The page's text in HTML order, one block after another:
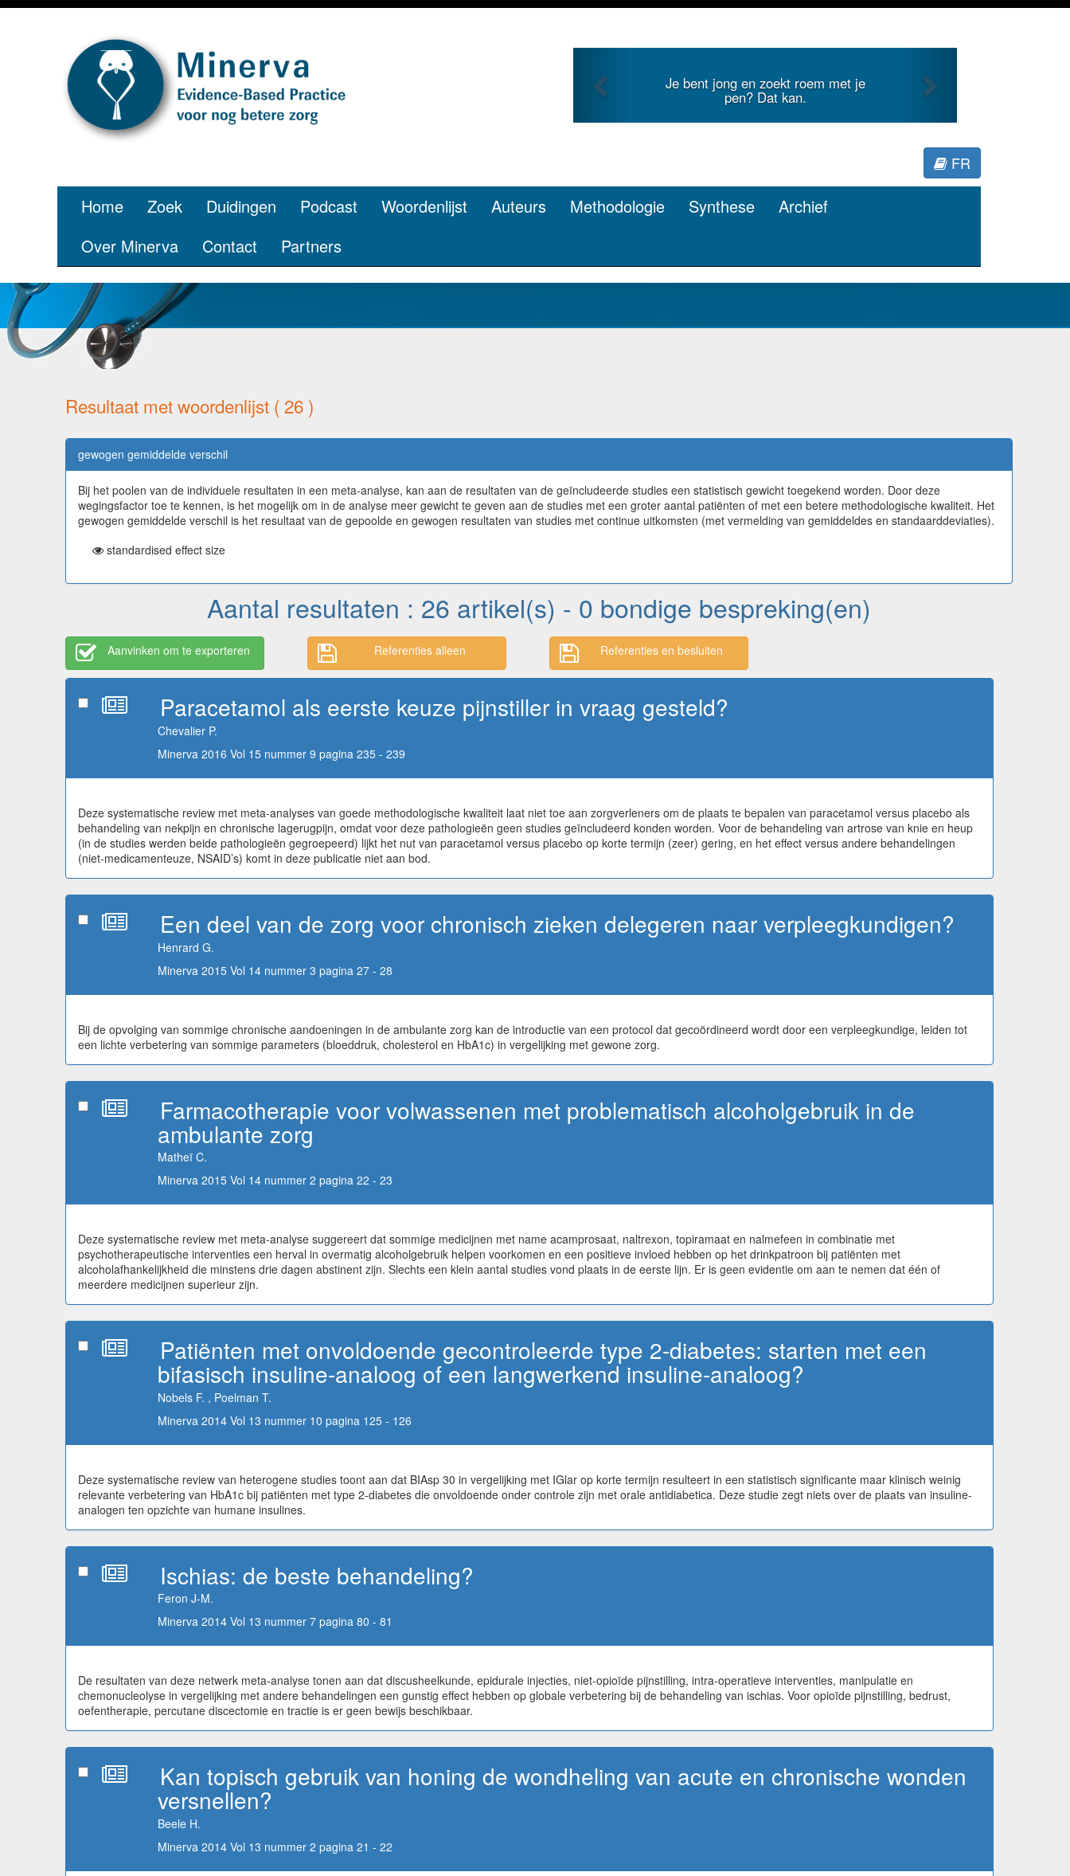
Je bent jong en zoekt roem met je
pen? Dat kan.
Je duidt internationale literatuur voor
Minerva.
FR
Home Zoek Duidingen Podcast Woordenlijst Auteurs Methodologie Synthese
Archief
Over Minerva
Contact Partners
Resultaat met woordenlijst ( 26 )
gewogen gemiddelde verschil
Bij het poolen van de individuele resultaten in een meta-analyse, kan aan de resultaten van de geïncludeerde studies een statistisch gewicht toegekend worden. Door deze
wegingsfactor toe te kennen, is het mogelijk om in de analyse meer gewicht te geven aan de studies met een groter aantal patiënten of met een betere methodologische kwaliteit. Het
gewogen gemiddelde verschil is het resultaat van de gepoolde en gewogen resultaten van studies met continue uitkomsten (met vermelding van gemiddeldes en standaarddeviaties).
standardised effect size
Aantal resultaten : 26 artikel(s) - 0 bondige bespreking(en)
Aanvinken om te exporteren Referenties alleen Referenties en besluiten
Paracetamol als eerste keuze pijnstiller in vraag gesteld?
Chevalier P.
Minerva 2016 Vol 15 nummer 9 pagina 235 - 239
Deze systematische review met meta-analyses van goede methodologische kwaliteit laat niet toe aan zorgverleners om de plaats te bepalen van paracetamol versus placebo als
behandeling van nekpijn en chronische lagerugpijn, omdat voor deze pathologieën geen studies geïncludeerd konden worden. Voor de behandeling van artrose van knie en heup
(in de studies werden beide pathologieën gegroepeerd) lijkt het nut van paracetamol versus placebo op korte termijn (zeer) gering, en het effect versus andere behandelingen
(niet-medicamenteuze, NSAID’s) komt in deze publicatie niet aan bod.
Een deel van de zorg voor chronisch zieken delegeren naar verpleegkundigen?
Henrard G.
Minerva 2015 Vol 14 nummer 3 pagina 27 - 28
Bij de opvolging van sommige chronische aandoeningen in de ambulante zorg kan de introductie van een protocol dat gecoördineerd wordt door een verpleegkundige, leiden tot
een lichte verbetering van sommige parameters (bloeddruk, cholesterol en HbA1c) in vergelijking met gewone zorg.
Farmacotherapie voor volwassenen met problematisch alcoholgebruik in de
ambulante zorg
Matheï C.
Minerva 2015 Vol 14 nummer 2 pagina 22 - 23
Deze systematische review met meta-analyse suggereert dat sommige medicijnen met name acamprosaat, naltrexon, topiramaat en nalmefeen in combinatie met
psychotherapeutische interventies een herval in overmatig alcoholgebruik helpen voorkomen en een positieve invloed hebben op het drinkpatroon bij patiënten met
alcoholafhankelijkheid die minstens drie dagen abstinent zijn. Slechts een klein aantal studies vond plaats in de eerste lijn. Er is geen evidentie om aan te nemen dat één of
meerdere medicijnen superieur zijn.
Patiënten met onvoldoende gecontroleerde type 2-diabetes: starten met een
bifasisch insuline-analoog of een langwerkend insuline-analoog?
Nobels F. , Poelman T.
Minerva 2014 Vol 13 nummer 10 pagina 125 - 126
Deze systematische review van heterogene studies toont aan dat BIAsp 30 in vergelijking met IGlar op korte termijn resulteert in een statistisch significante maar klinisch weinig
relevante verbetering van HbA1c bij patiënten met type 2-diabetes die onvoldoende onder controle zijn met orale antidiabetica. Deze studie zegt niets over de plaats van insuline-
analogen ten opzichte van humane insulines.
Ischias: de beste behandeling?
Feron J-M.
Minerva 2014 Vol 13 nummer 7 pagina 80 - 81
De resultaten van deze netwerk meta-analyse tonen aan dat discusheelkunde, epidurale injecties, niet-opioïde pijnstilling, intra-operatieve interventies, manipulatie en
chemonucleolyse in vergelijking met andere behandelingen een gunstig effect hebben op globale verbetering bij de behandeling van ischias. Voor opioïde pijnstilling, bedrust,
oefentherapie, percutane discectomie en tractie is er geen bewijs beschikbaar.
Kan topisch gebruik van honing de wondheling van acute en chronische wonden
versnellen?
Beele H.
Minerva 2014 Vol 13 nummer 2 pagina 21 - 22